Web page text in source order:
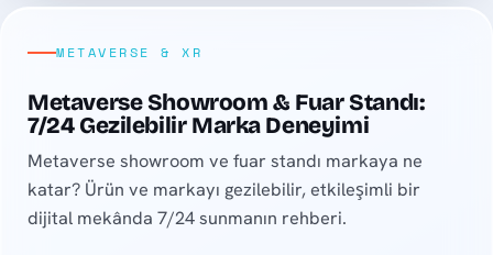
METAVERSE & XR
Metaverse Showroom & Fuar Standı:
7/24 Gezilebilir Marka Deneyimi
Metaverse showroom ve fuar standı markaya ne
katar? Ürün ve markayı gezilebilir, etkileşimli bir
dijital mekânda 7/24 sunmanın rehberi.